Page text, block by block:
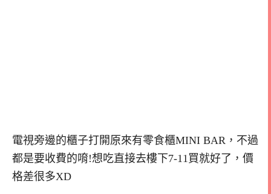
電視旁邊的櫃子打開原來有零食櫃MINI BAR，不過
都是要收費的唷!想吃直接去樓下7-11買就好了，價
格差很多XD